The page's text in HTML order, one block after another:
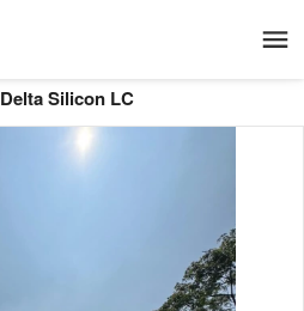
Delta Silicon LC